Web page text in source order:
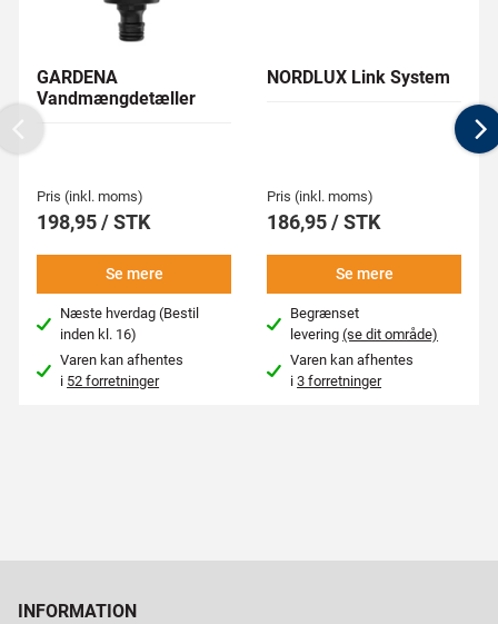
GARDENA
Vandmængdetæller
Pris (inkl. moms)
198,95 / STK
Se mere
Næste hverdag (Bestil
inden kl. 16)
Varen kan afhentes
i 52 forretninger
NORDLUX Link System
Pris (inkl. moms)
186,95 / STK
Se mere
Begrænset
levering(se dit område)
Varen kan afhentes
i3 forretninger
Previous
INFORMATION